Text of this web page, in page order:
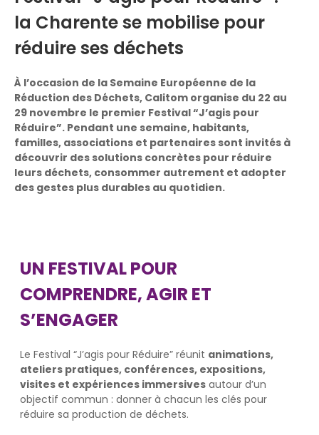
la Charente se mobilise pour
réduire ses déchets
À l’occasion de la Semaine Européenne de la
Réduction des Déchets, Calitom organise du 22 au
29 novembre le premier Festival “J’agis pour
Réduire”. Pendant une semaine, habitants,
familles, associations et partenaires sont invités à
découvrir des solutions concrètes pour réduire
leurs déchets, consommer autrement et adopter
des gestes plus durables au quotidien.
UN FESTIVAL POUR
COMPRENDRE, AGIR ET
S’ENGAGER
Le Festival “J’agis pour Réduire” réunit animations,
ateliers pratiques, conférences, expositions,
visites et expériences immersivesautour d’un
objectif commun : donner à chacun les clés pour
réduire sa production de déchets.